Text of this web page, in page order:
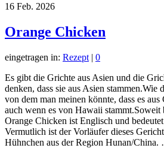
16 Feb. 2026
Orange Chicken
eingetragen in: Rezept | 0
Es gibt die Grichte aus Asien und die
denken, dass sie aus Asien stammen.Wie
von dem man meinen könnte, dass es
auch wenn es von Hawaii
Orange Chicken ist Englisch und
Vermutlich ist der Vorläufer dieses
Hühnchen aus der Region Hunan/